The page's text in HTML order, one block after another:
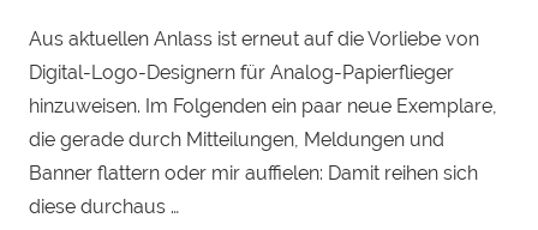
Aus aktuellen Anlass ist erneut auf die Vorliebe von
Digital-Logo-Designern für Analog-Papierflieger
hinzuweisen. Im Folgenden ein paar neue Exemplare,
die gerade durch Mitteilungen, Meldungen und
Banner flattern oder mir auffielen: Damit reihen sich
diese durchaus …